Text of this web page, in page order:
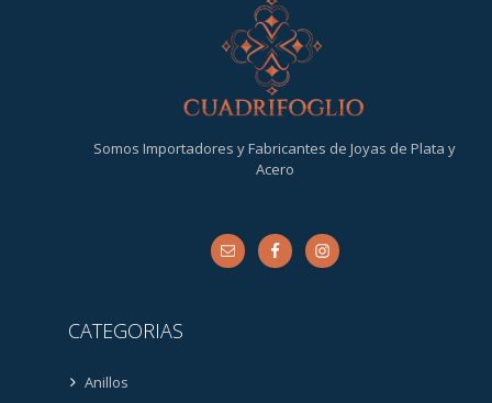
Somos Importadores y Fabricantes de Joyas de Plata y
Acero
CATEGORIAS
Anillos